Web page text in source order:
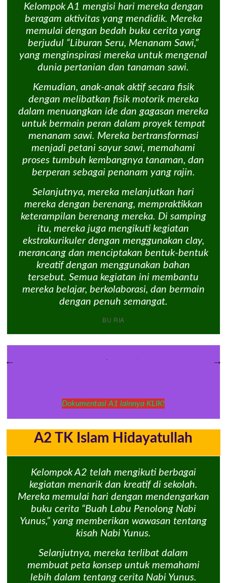
Kelompok A1 mengisi hari mereka dengan
beragam aktivitas yang mendidik. Mereka
memulai dengan bedah buku cerita yang
berjudul “Liburan Seru, Menanam Sawi,”
yang menginspirasi mereka untuk mengenal
dunia pertanian dan tanaman sawi.
Kemudian, anak-anak aktif secara fisik
dengan melibatkan fisik motorik mereka
dalam menuangkan ide dan gagasan mereka
untuk bermain peran dalam proyek tempat
menanam sawi. Mereka bertransformasi
menjadi petani sayur sawi, memahami
proses tumbuh kembangnya tanaman, dan
berperan sebagai penanam yang rajin.
Selanjutnya, mereka melanjutkan hari
mereka dengan berenang, mempraktikkan
keterampilan berenang mereka. Di samping
itu, mereka juga mengikuti kegiatan
ekstrakurikuler dengan menggunakan clay,
merancang dan menciptakan bentuk-bentuk
kreatif dengan menggunakan bahan
tersebut. Semua kegiatan ini membantu
mereka belajar, berkolaborasi, dan bermain
dengan penuh semangat.
BU RIA
Dokumentasi A1 lainnya KLIK!
A2 TK Islam Hidayatullah
Kelompok A2 telah mengikuti berbagai
kegiatan menarik dan kreatif di sekolah.
Mereka memulai hari dengan mendengarkan
buku cerita “Buah Labu Penolong Nabi
Yunus,” yang memberikan wawasan tentang
kisah Nabi Yunus.
Selanjutnya, mereka terlibat dalam
membuat peta konsep untuk memahami
lebih dalam tentang cerita Nabi Yunus.